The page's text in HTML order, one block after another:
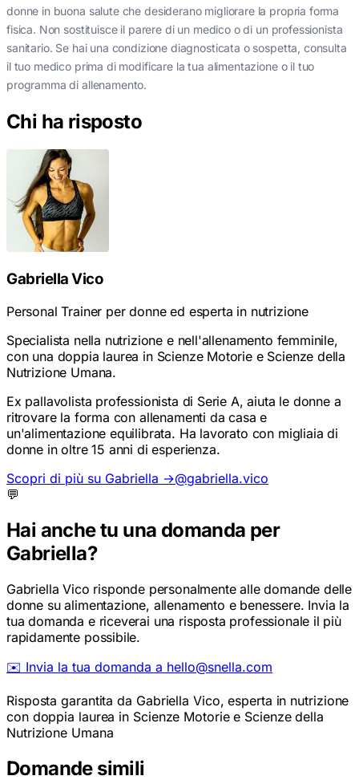
donne in buona salute che desiderano migliorare la propria forma
fisica. Non sostituisce il parere di un medico o di un professionista
sanitario. Se hai una condizione diagnosticata o sospetta, consulta
il tuo medico prima di modificare la tua alimentazione o il tuo
programma di allenamento.
Chi ha risposto
Gabriella Vico
Personal Trainer per donne ed esperta in nutrizione
Specialista nella nutrizione e nell'allenamento femminile,
con una doppia laurea in Scienze Motorie e Scienze della
Nutrizione Umana.
Ex pallavolista professionista di Serie A, aiuta le donne a
ritrovare la forma con allenamenti da casa e
un'alimentazione equilibrata. Ha lavorato con migliaia di
donne in oltre 15 anni di esperienza.
Scopri di più su Gabriella → @gabriella.vico
💬
Hai anche tu una domanda per
Gabriella?
Gabriella Vico risponde personalmente alle domande delle
donne su alimentazione, allenamento e benessere. Invia la
tua domanda e riceverai una risposta professionale il più
rapidamente possibile.
✉️ Invia la tua domanda a hello@snella.com
Risposta garantita da Gabriella Vico, esperta in nutrizione
con doppia laurea in Scienze Motorie e Scienze della
Nutrizione Umana
Domande simili